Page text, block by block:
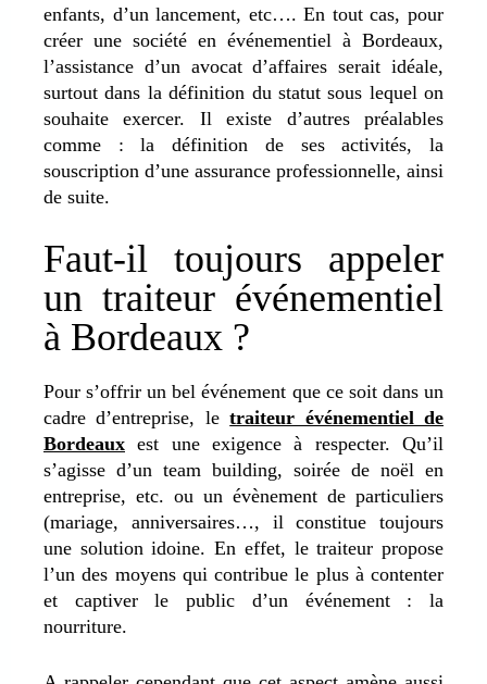
enfants, d’un lancement, etc…. En tout cas, pour
créer une société en événementiel à Bordeaux,
l’assistance d’un avocat d’affaires serait idéale,
surtout dans la définition du statut sous lequel on
souhaite exercer. Il existe d’autres préalables
comme : la définition de ses activités, la
souscription d’une assurance professionnelle, ainsi
de suite.
Faut-il toujours appeler
un traiteur événementiel
à Bordeaux ?
Pour s’offrir un bel événement que ce soit dans un
cadre d’entreprise, letraiteur événementiel de
Bordeaux est une exigence à respecter. Qu’il
s’agisse d’un team building, soirée de noël en
entreprise, etc. ou un évènement de particuliers
(mariage, anniversaires…, il constitue toujours
une solution idoine. En effet, le traiteur propose
l’un des moyens qui contribue le plus à contenter
et captiver le public d’un événement : la
nourriture.